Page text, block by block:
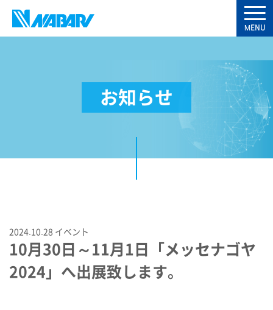
お知らせ
2024.10.28 イベント
10月30日～11月1日「メッセナゴヤ
2024」へ出展致します。